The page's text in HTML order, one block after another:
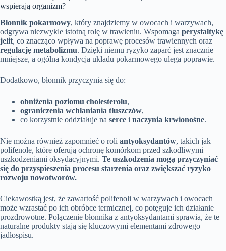
wspierają organizm?
Błonnik pokarmowy, który znajdziemy w owocach i warzywach,
odgrywa niezwykle istotną rolę w trawieniu. Wspomaga perystaltykę
jelit, co znacząco wpływa na poprawę procesów trawiennych oraz
regulację metabolizmu. Dzięki niemu ryzyko zaparć jest znacznie
mniejsze, a ogólna kondycja układu pokarmowego ulega poprawie.
Dodatkowo, błonnik przyczynia się do:
obniżenia poziomu cholesterolu,
ograniczenia wchłaniania tłuszczów,
co korzystnie oddziałuje na serce i naczynia krwionośne.
Nie można również zapomnieć o roli antyoksydantów, takich jak
polifenole, które oferują ochronę komórkom przed szkodliwymi
uszkodzeniami oksydacyjnymi. Te uszkodzenia mogą przyczyniać
się do przyspieszenia procesu starzenia oraz zwiększać ryzyko
rozwoju nowotworów.
Ciekawostką jest, że zawartość polifenoli w warzywach i owocach
może wzrastać po ich obróbce termicznej, co potęguje ich działanie
prozdrowotne. Połączenie błonnika z antyoksydantami sprawia, że te
naturalne produkty stają się kluczowymi elementami zdrowego
jadłospisu.